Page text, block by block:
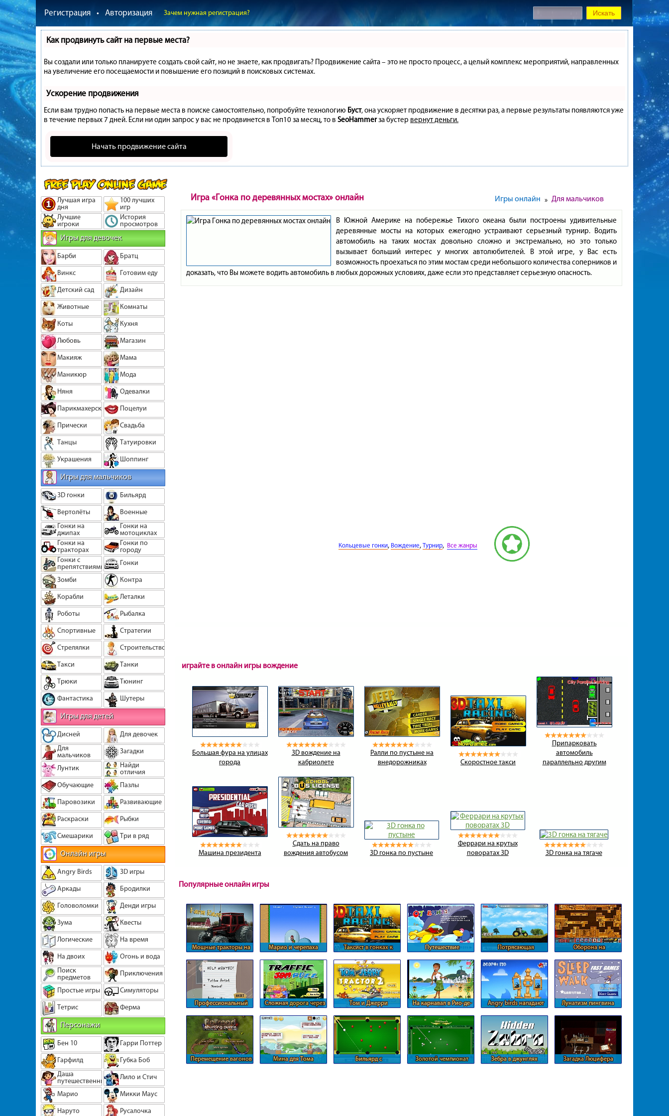
Регистрация • Авторизация Зачем нужная регистрация?
Как продвинуть сайт на первые места?
Вы создали или только планируете создать свой сайт, но не знаете, как продвигать? Продвижение сайта – это не просто процесс, а целый комплекс мероприятий, направленных
на увеличение его посещаемости и повышение его позиций в поисковых системах.
Ускорение продвижения
Если вам трудно попасть на первые места в поиске самостоятельно, попробуйте технологию Буст, она ускоряет продвижение в десятки раз, а первые результаты появляются уже
в течение первых 7 дней. Если ни один запрос у вас не продвинется в Топ10 за месяц, то в SeoHammerза бустер вернут деньги.
Начать продвижение сайта
Лучшая игра
дня
100 лучших
игр
Лучшие
игроки
История
просмотров
Игры для девочек
Барби
Братц
Винкс
Готовим еду
Детский сад
Дизайн
Животные
Комнаты
Коты
Кухня
Любовь
Магазин
Макияж
Мама
Маникюр
Мода
Няня
Одевалки
Парикмахерская
Поцелуи
Прически
Свадьба
Танцы
Татуировки
Украшения
Шоппинг
Игры для мальчиков
3D гонки
Бильярд
Вертолёты
Военные
Гонки на
джипах
Гонки на
мотоциклах
Гонки на
тракторах
Гонки по
городу
Гонки с
препятствиями
Гонки
Зомби
Контра
Корабли
Леталки
Роботы
Рыбалка
Спортивные
Стратегии
Стрелялки
Строительство
Такси
Танки
Трюки
Тюнинг
Фантастика
Шутеры
Игры для детей
Дисней
Для девочек
Для
мальчиков
Загадки
Лунтик
Найди
отличия
Обучающие
Пазлы
Паровозики
Развивающие
Раскраски
Рыбки
Смешарики
Три в ряд
Онлайн игры
Angry Birds
3D игры
Аркады
Бродилки
Головоломки
Денди игры
Зума
Квесты
Логические
На время
На двоих
Огонь и вода
Поиск
предметов
Приключения
Простые игры
Симуляторы
Тетрис
Ферма
Персонажи
Бен 10
Гарри Поттер
Гарфилд
Губка Боб
Даша
путешественница
Лило и Стич
Марио
Микки Маус
Наруто
Русалочка
Игра «Гонка по деревянных мостах» онлайн Игры онлайн » Для мальчиков
В Южной Америке на побережье Тихого океана были построены удивительные
деревянные мосты на которых ежегодно устраивают серьезный турнир. Водить
автомобиль на таких мостах довольно сложно и экстремально, но это только
вызывает больший интерес у многих автолюбителей. В этой игре, у Вас есть
возможность проехаться по этим мостам среди небольшого количества соперников и
доказать, что Вы можете водить автомобиль в любых дорожных условиях, даже если это представляет серьезную опасность.
Кольцевые гонки, Вождение, Турнир, Все жанры
играйте в онлайн игры вождение
Большая фура на улицах
города
3D вождение на
кабриолете
Ралли по пустыне на
внедорожниках
Скоростное такси
Припарковать
автомобиль
параллельно другим
Машина президента
Сдать на право
вождения автобусом
3D гонка по пустыне
Феррари на крутых
поворатах 3D
3D гонка на тягаче
Популярные онлайн игры
Мощные тракторы на
Марио и черепаха
Таксист в гонках к
Путешествие
паралельные миры
Потрясающая
Оборона на
Профессиональный
Сложная дорога через
Том и Джерри
На карнавал в Рио-де-
Angry birds нападают
Лунатизм пингвина
Перемещение вагонов
Мина для Тома
Бильярд с
Золотой чемпионат
Зебра в джунглях Загадка Люцифера